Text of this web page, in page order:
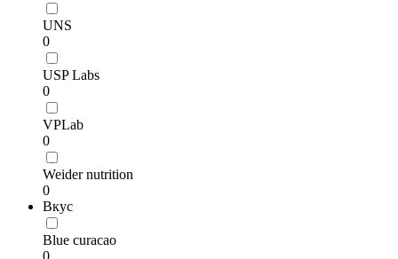
UNS
0
USP Labs
0
VPLab
0
Weider nutrition
0
Вкус
Blue curacao
0